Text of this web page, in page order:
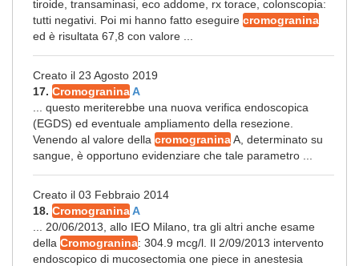
tiroide, transaminasi, eco addome, rx torace, colonscopia:
tutti negativi. Poi mi hanno fatto eseguire cromogranina
ed è risultata 67,8 con valore ...
Creato il 23 Agosto 2019
17. CromograninaA
... questo meriterebbe una nuova verifica endoscopica
(EGDS) ed eventuale ampliamento della resezione.
Venendo al valore della cromograninaA, determinato su
sangue, è opportuno evidenziare che tale parametro ...
Creato il 03 Febbraio 2014
18. CromograninaA
... 20/06/2013, allo IEO Milano, tra gli altri anche esame
della Cromogranina: 304.9 mcg/l. Il 2/09/2013 intervento
endoscopico di mucosectomia one piece in anestesia